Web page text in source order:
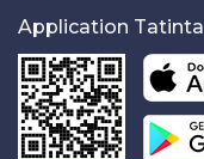
Application Tatinta